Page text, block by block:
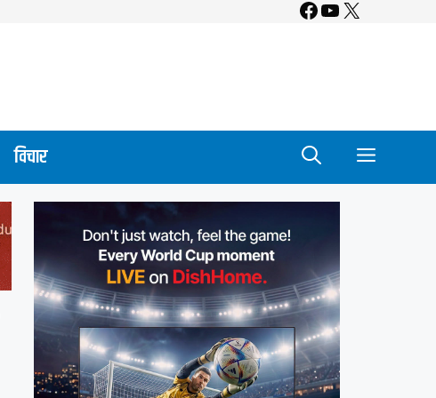
Facebook
YouTube
X
विचार